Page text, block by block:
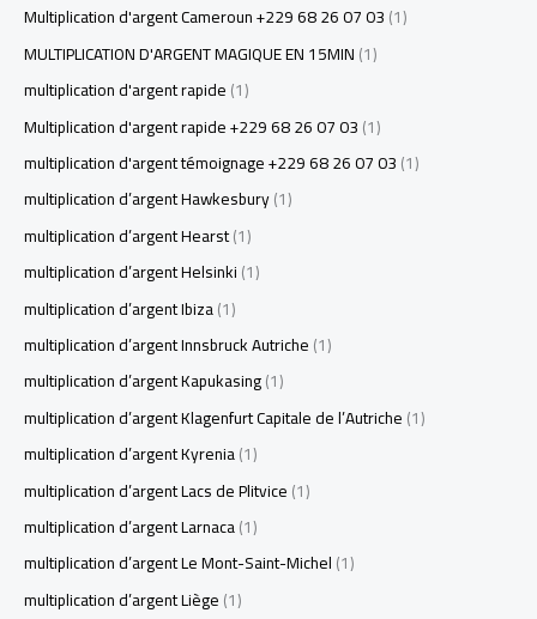
Multiplication d'argent Cameroun +229 68 26 07 03(1)
MULTIPLICATION D'ARGENT MAGIQUE EN 15MIN(1)
multiplication d'argent rapide(1)
Multiplication d'argent rapide +229 68 26 07 03(1)
multiplication d'argent témoignage +229 68 26 07 03(1)
multiplication d’argent Hawkesbury(1)
multiplication d’argent Hearst(1)
multiplication d’argent Helsinki(1)
multiplication d’argent Ibiza(1)
multiplication d’argent Innsbruck Autriche(1)
multiplication d’argent Kapukasing(1)
multiplication d’argent Klagenfurt Capitale de l’Autriche(1)
multiplication d’argent Kyrenia(1)
multiplication d’argent Lacs de Plitvice(1)
multiplication d’argent Larnaca(1)
multiplication d’argent Le Mont-Saint-Michel(1)
multiplication d’argent Liège(1)